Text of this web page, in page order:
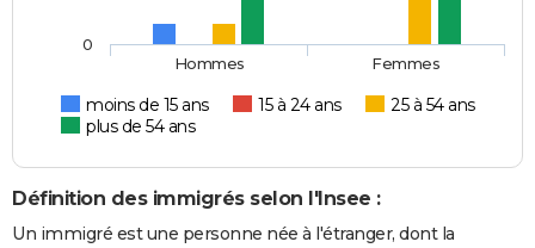
moins de 15 ans 15 à 24 ans
25 à 54 ans
plus de 54 ans
Hommes Femmes
0
Définition des immigrés selon l'Insee :
Un immigré est une personne née à l'étranger, dont la